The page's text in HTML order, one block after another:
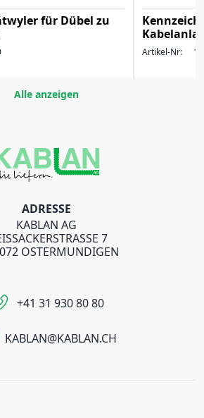
für Dübel zu
Artikel-Nr:
Alle anzeigen
ADRESSE
KABLAN AG
7
OSTERMUNDIGEN
+41 31 930 80 80
KABLAN@KABLAN.CH